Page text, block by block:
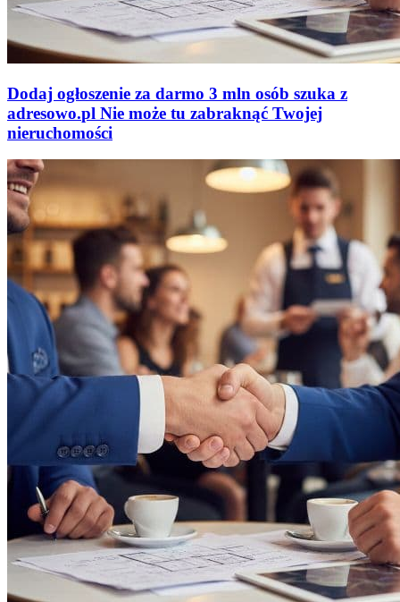
Dodaj ogłoszenie za darmo 3 mln osób szuka z
adresowo.pl Nie może tu zabraknąć Twojej
nieruchomości